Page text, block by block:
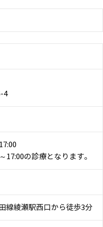
4
17:00の診療となります。
線綾瀬駅西口から徒歩3分